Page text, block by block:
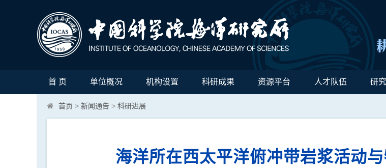
首 页 单位概况 机构设置 科研成果 资源平台 人才队伍 研
首页 > 新闻通告 > 科研进展
海洋所在西太平洋俯冲带岩浆活动